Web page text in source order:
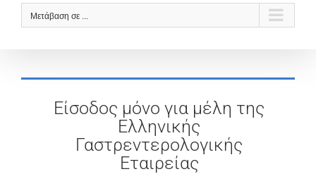
Μετάβαση σε ...
Είσοδος μόνο για μέλη της
Ελληνικής
Γαστρεντερολογικής
Εταιρείας